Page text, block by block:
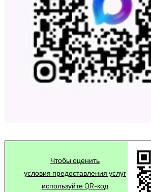
Чтобы оценить
условия предоставления услуг
используйте QR-код